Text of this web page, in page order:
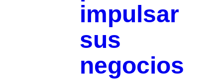
impulsar
sus
negocios